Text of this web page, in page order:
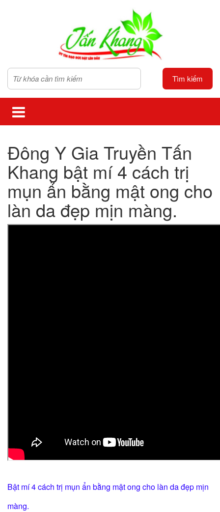
Tìm kiếm
Đông Y Gia Truyền Tấn
Khang bật mí 4 cách trị
mụn ẩn bằng mật ong cho
làn da đẹp mịn màng.
Bật mí 4 cách trị mụn ẩn bằng mật ong cho làn da đẹp mịn
màng.